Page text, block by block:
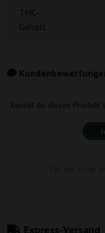
THC-
Gehalt
Kennst du dieses Produkt
Express-Versand